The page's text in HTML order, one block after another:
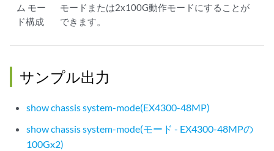
ム モー
ド構成
モードまたは2x100G動作モードにすることが
できます。
サンプル出力
show chassis system-mode(EX4300-48MP)
show chassis system-mode(モード - EX4300-48MPの
100Gx2)